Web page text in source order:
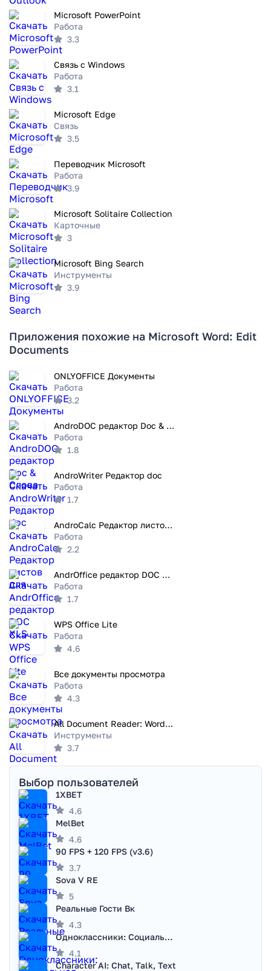
Microsoft PowerPoint
Работа
3.3
Связь с Windows
Работа
3.1
Microsoft Edge
Связь
3.5
Переводчик Microsoft
Работа
3.9
Microsoft Solitaire Collection
Карточные
3
Microsoft Bing Search
Инструменты
3.9
Приложения похожие на Microsoft Word: Edit
Documents
ONLYOFFICE Документы
Работа
3.2
AndroDOC редактор Doc & Слова
Работа
1.8
AndroWriter Редактор doc
Работа
1.7
AndroCalc Редактор листов для
Работа
2.2
AndrOffice редактор DOC XLS
Работа
1.7
WPS Office Lite
Работа
4.6
Все документы просмотра
Работа
4.3
All Document Reader: Word, PDF
Инструменты
3.7
Выбор пользователей
1XBET
4.6
MelBet
4.6
90 FPS + 120 FPS (v3.6)
3.7
Sova V RE
5
Реальные Гости Вк
4.3
Одноклассники: Социальная сеть
4.1
Character AI: Chat, Talk, Text